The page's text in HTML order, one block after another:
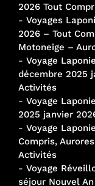
2026 Tout
- Voyages
2026 – Tout
Motoneige –
- Voyage
décembre 2025
Activités
- Voyage
2025 janvier
- Voyage
Compris,
Activités
- Voyage
séjour Nouvel